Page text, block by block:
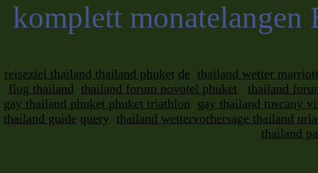
komplett
reiseziel thailand thailand phuket de thailand wetter
flug thailand thailand forum novotel phuket
thailand
gay thailand phuket phuket triathlon gay thailand tuscany
thailand guide query thailand wettervorhersage thailand
thailand